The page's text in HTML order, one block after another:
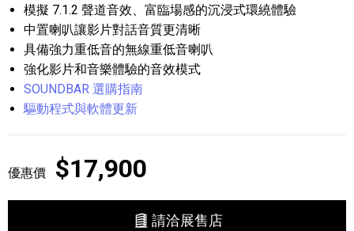
模擬 7.1.2 聲道音效、富臨場感的沉浸式環繞體驗
中置喇叭讓影片對話音質更清晰
具備強力重低音的無線重低音喇叭
強化影片和音樂體驗的音效模式
SOUNDBAR 選購指南
驅動程式與軟體更新
優惠價 $17,900
請洽展售店